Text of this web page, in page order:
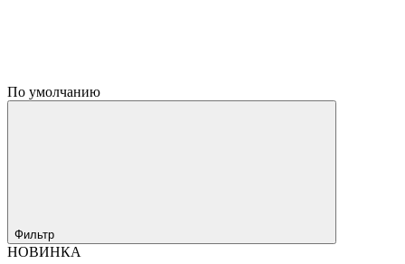
По умолчанию
Фильтр
НОВИНКА